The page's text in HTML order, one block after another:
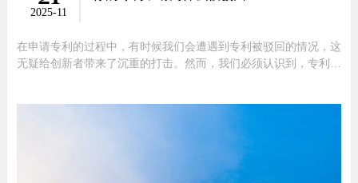
2025-11
在申请专利的过程中，有时候我们会遭遇到专利被驳回的情况，这
无疑给创新者带来了沉重的打击。然而，我们必须认识到，专利驳